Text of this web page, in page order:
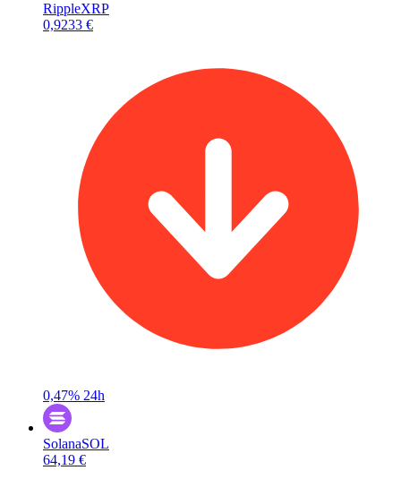
RippleXRP
0,9233 €
0,47% 24h
SolanaSOL
64,19 €